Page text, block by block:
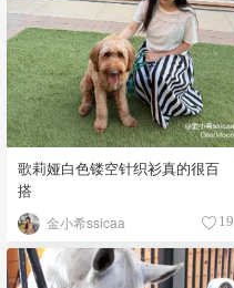
歌莉娅白色镂空针织衫真的很百
搭
金小希ssicaa 19